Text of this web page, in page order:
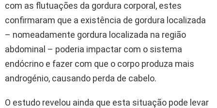
com as flutuações da gordura corporal, estes
confirmaram que a existência de gordura localizada
– nomeadamente gordura localizada na região
abdominal – poderia impactar com o sistema
endócrino e fazer com que o corpo produza mais
androgénio, causando perda de cabelo.
O estudo revelou ainda que esta situação pode levar